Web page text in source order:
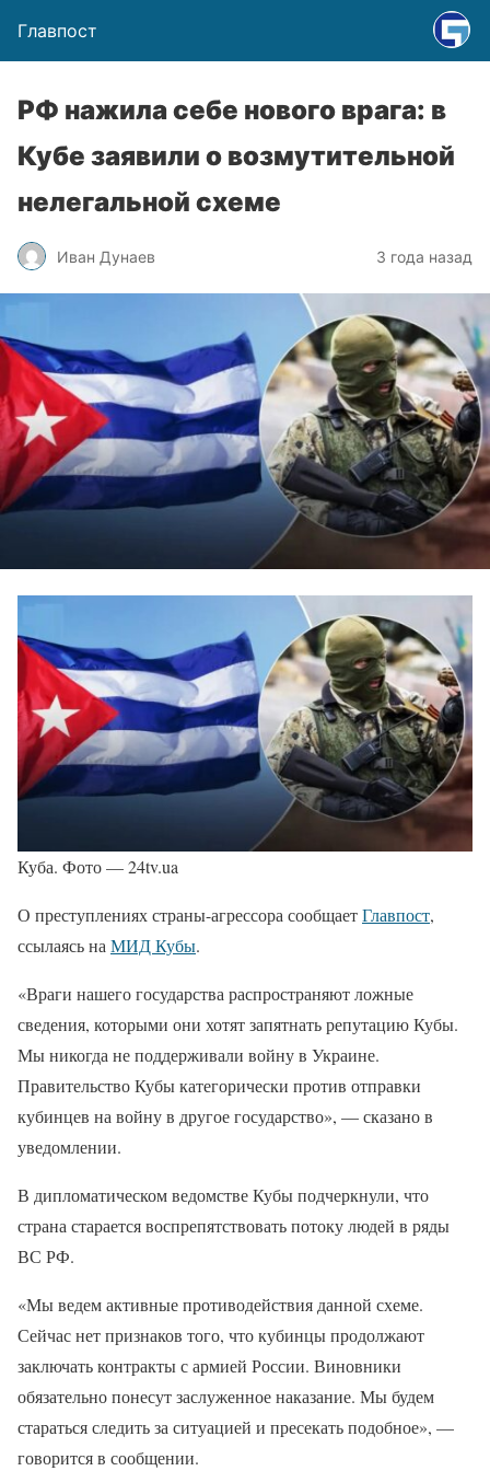
Главпост
РФ нажила себе нового врага: в
Кубе заявили о возмутительной
нелегальной схеме
Иван Дунаев 3 года назад
Куба. Фото — 24tv.ua
О преступлениях страны-агрессора сообщаетГлавпост,
ссылаясь на МИД Кубы.
«Враги нашего государства распространяют ложные
сведения, которыми они хотят запятнать репутацию Кубы.
Мы никогда не поддерживали войну в Украине.
Правительство Кубы категорически против отправки
кубинцев на войну в другое государство», — сказано в
уведомлении.
В дипломатическом ведомстве Кубы подчеркнули, что
страна старается воспрепятствовать потоку людей в ряды
ВС РФ.
«Мы ведем активные противодействия данной схеме.
Сейчас нет признаков того, что кубинцы продолжают
заключать контракты с армией России. Виновники
обязательно понесут заслуженное наказание. Мы будем
стараться следить за ситуацией и пресекать подобное», —
говорится в сообщении.